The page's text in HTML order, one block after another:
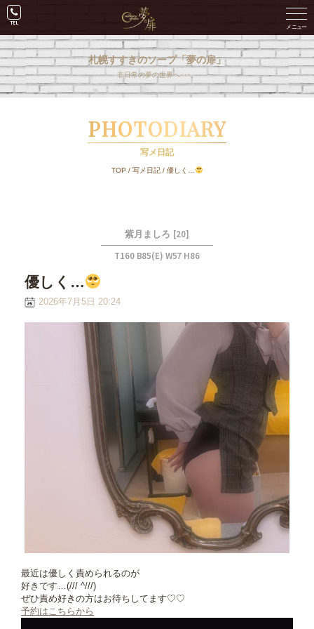
札幌すすきのソープ「夢の扉」
非日常の夢の世界へ･･･。
PHOTODIARY
写メ日記
TOP / 写メ日記/ 優しく…
紫月ましろ [20]
T160 B85(E) W57 H86
優しく…
2026年7月5日 20:24
最近は優しく責められるのが
好きです…(/// ^///)
ぜひ責め好きの方はお待ちしてます♡♡
予約はこちらから